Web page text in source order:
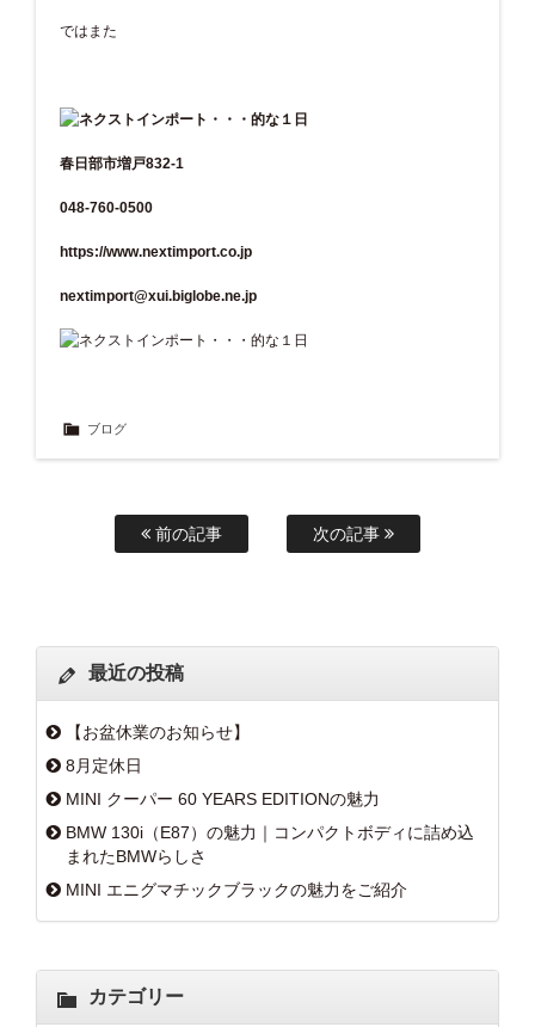
ではまた
春日部市増戸832-1
048-760-0500
https://www.nextimport.co.jp
nextimport@xui.biglobe.ne.jp
ブログ
前の記事 次の記事
最近の投稿
【お盆休業のお知らせ】
8月定休日
MINI クーパー 60 YEARS EDITIONの魅力
BMW 130i（E87）の魅力｜コンパクトボディに詰め込
まれたBMWらしさ
MINI エニグマチックブラックの魅力をご紹介
カテゴリー